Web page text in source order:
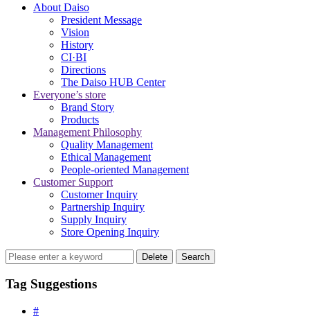
About Daiso
President Message
Vision
History
CI·BI
Directions
The Daiso HUB Center
Everyone’s store
Brand Story
Products
Management Philosophy
Quality Management
Ethical Management
People-oriented Management
Customer Support
Customer Inquiry
Partnership Inquiry
Supply Inquiry
Store Opening Inquiry
Delete Search
Tag Suggestions
#